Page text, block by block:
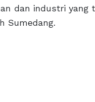
dan industri yang
Sumedang.